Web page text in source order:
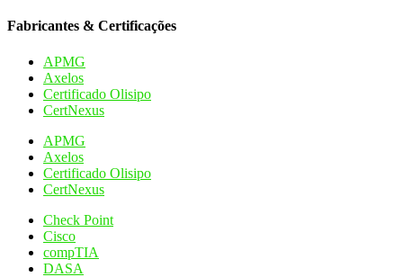
the
Fabricantes & Certificações
APMG
Axelos
Certificado Olisipo
CertNexus
APMG
Axelos
Certificado Olisipo
CertNexus
Check Point
Cisco
compTIA
DASA